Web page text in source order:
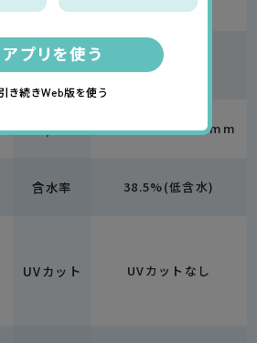
価格
BC/DIA
含水率
UVカット
30枚あたり
¥2,100
8.7 9.0mm／14.0mm
38.5%(低含水)
UVカットなし